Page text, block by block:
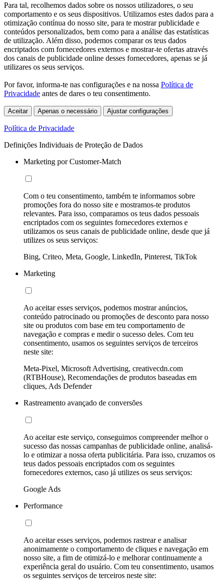
Para tal, recolhemos dados sobre os nossos utilizadores, o seu
comportamento e os seus dispositivos. Utilizamos estes dados para a
otimização contínua do nosso site, para te mostrar publicidade e
conteúdos personalizados, bem como para a análise das estatísticas
de utilização. Além disso, podemos comparar os teus dados
encriptados com fornecedores externos e mostrar-te ofertas através
dos canais de publicidade online desses fornecedores, apenas se já
utilizares os seus serviços.
Por favor, informa-te nas configurações e na nossa Política de
Privacidade antes de dares o teu consentimento.
Aceitar Apenas o necessário Ajustar configurações
Política de Privacidade
Definições Individuais de Proteção de Dados
Marketing por Customer-Match
Com o teu consentimento, também te informamos sobre
promoções fora do nosso site e mostramos-te produtos
relevantes. Para isso, comparamos os teus dados pessoais
encriptados com os seguintes fornecedores externos e
utilizamos os seus canais de publicidade online, desde que já
utilizes os seus serviços:
Bing, Criteo, Meta, Google, LinkedIn, Pinterest, TikTok
Marketing
Ao aceitar esses serviços, podemos mostrar anúncios,
conteúdo patrocinado ou promoções de desconto para nosso
site ou produtos com base em teu comportamento de
navegação e compras e medir o sucesso deles. Com teu
consentimento, usamos os seguintes serviços de terceiros
neste site:
Meta-Pixel, Microsoft Advertising, creativecdn.com
(RTBHouse), Recomendações de produtos baseadas em
cliques, Ads Defender
Rastreamento avançado de conversões
Ao aceitar este serviço, conseguimos compreender melhor o
sucesso das nossas campanhas de publicidade online, analisá-
lo e otimizar a nossa oferta publicitária. Para isso, cruzamos os
teus dados pessoais encriptados com os seguintes
fornecedores externos, caso já utilizes os seus serviços:
Google Ads
Performance
Ao aceitar esses serviços, podemos rastrear e analisar
anonimamente o comportamento de cliques e navegação em
nosso site, a fim de otimizá-lo e melhorar continuamente a
experiência geral do usuário. Com teu consentimento, usamos
os seguintes serviços de terceiros neste site: